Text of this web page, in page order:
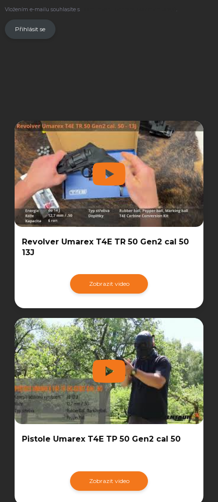
Vložením e-mailu souhlasíte s .
Přihlásit se
Revolver Umarex T4E TR 50 Gen2 cal 50
13J
Zobrazit video
Pistole Umarex T4E TP 50 Gen2 cal 50
Zobrazit video